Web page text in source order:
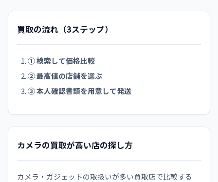
買取の流れ（3ステップ）
① 検索して価格比較
② 最高値の店舗を選ぶ
③ 本人確認書類を用意して発送
カメラの買取が高い店の探し方
カメラ・ガジェットの取扱いが多い買取店で比較する